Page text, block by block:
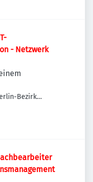
- Netzwerk
Bezirk
Deutschland